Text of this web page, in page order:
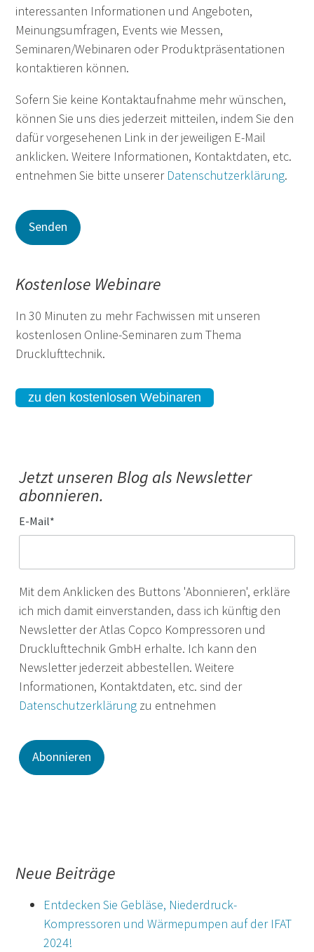
interessanten Informationen und Angeboten,
Meinungsumfragen, Events wie Messen,
Seminaren/Webinaren oder Produktpräsentationen
kontaktieren können.
Sofern Sie keine Kontaktaufnahme mehr wünschen,
können Sie uns dies jederzeit mitteilen, indem Sie den
dafür vorgesehenen Link in der jeweiligen E-Mail
anklicken. Weitere Informationen, Kontaktdaten, etc.
entnehmen Sie bitte unserer Datenschutzerklärung.
Kostenlose Webinare
In 30 Minuten zu mehr Fachwissen mit unseren
kostenlosen Online-Seminaren zum Thema
Drucklufttechnik.
zu den kostenlosen Webinaren
Jetzt unseren Blog als Newsletter
abonnieren.
E-Mail*
Mit dem Anklicken des Buttons 'Abonnieren', erkläre
ich mich damit einverstanden, dass ich künftig den
Newsletter der Atlas Copco Kompressoren und
Drucklufttechnik GmbH erhalte. Ich kann den
Newsletter jederzeit abbestellen. Weitere
Informationen, Kontaktdaten, etc. sind der
Datenschutzerklärungzu entnehmen
Neue Beiträge
Entdecken Sie Gebläse, Niederdruck-
Kompressoren und Wärmepumpen auf der IFAT
2024!